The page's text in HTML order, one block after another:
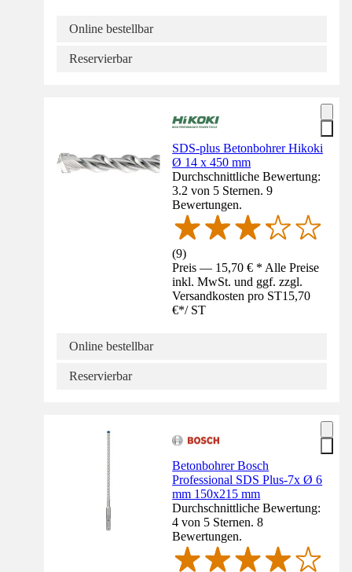
Online bestellbar
Reservierbar
SDS-plus Betonbohrer Hikoki
Ø 14 x 450 mm
Durchschnittliche Bewertung:
3.2 von 5 Sternen. 9
Bewertungen.
(9)
Preis — 15,70 € * Alle Preise
inkl. MwSt. und ggf. zzgl.
Versandkosten pro ST15,70
€*/ ST
Online bestellbar
Reservierbar
Betonbohrer Bosch
Professional SDS Plus-7x Ø 6
mm 150x215 mm
Durchschnittliche Bewertung:
4 von 5 Sternen. 8
Bewertungen.